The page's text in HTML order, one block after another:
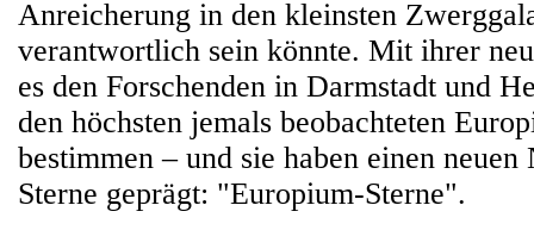
Anreicherung in den kleinsten
verantwortlich sein könnte. Mit ihrer
es den Forschenden in Darmstadt und
den höchsten jemals beobachteten
bestimmen – und sie haben einen neuen
Sterne geprägt: "Europium-Sterne".